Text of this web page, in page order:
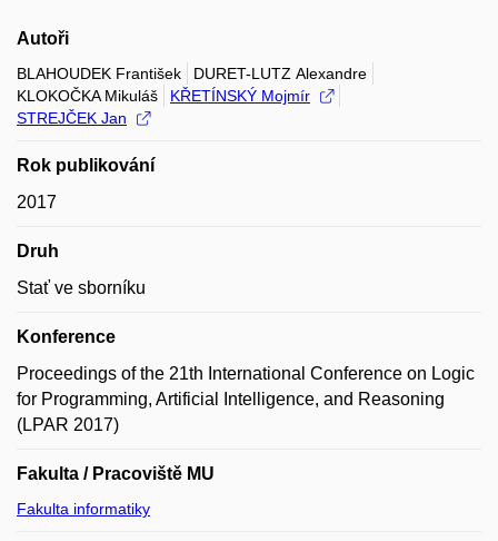
Autoři
BLAHOUDEK František
DURET-LUTZ Alexandre
KLOKOČKA Mikuláš
KŘETÍNSKÝ Mojmír
STREJČEK Jan
Rok publikování
2017
Druh
Stať ve sborníku
Konference
Proceedings of the 21th International Conference on Logic
for Programming, Artificial Intelligence, and Reasoning
(LPAR 2017)
Fakulta / Pracoviště MU
Fakulta informatiky